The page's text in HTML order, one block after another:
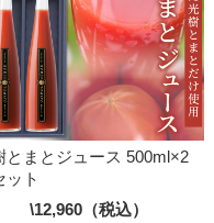
とまとジュース 500ml×2
ット
\12,960（税込）